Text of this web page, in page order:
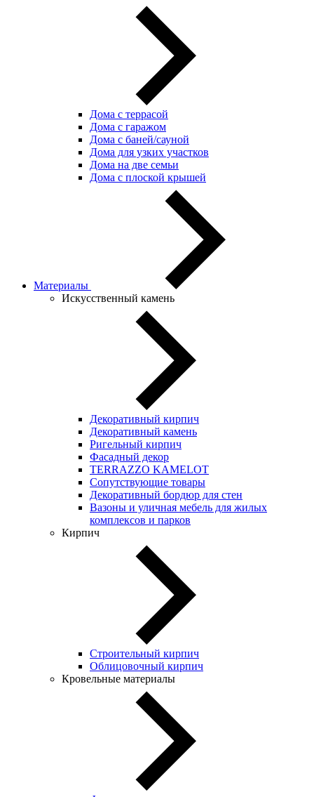
Дома с террасой
Дома с гаражом
Дома с баней/сауной
Дома для узких участков
Дома на две семьи
Дома с плоской крышей
Материалы
Искусственный камень
Декоративный кирпич
Декоративный камень
Ригельный кирпич
Фасадный декор
TERRAZZO KAMELOT
Сопутствующие товары
Декоративный бордюр для стен
Вазоны и уличная мебель для жилых
комплексов и парков
Кирпич
Строительный кирпич
Облицовочный кирпич
Кровельные материалы